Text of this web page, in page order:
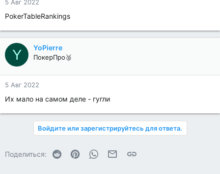
5 Авг 2022
PokerTableRankings
Y YoPierre
ПокерПро🥈
5 Авг 2022
Их мало на самом деле - гугли
Войдите или зарегистрируйтесь для ответа.
Поделиться: Reddit PinterestWhatsAppЭлектронная почта
Ссылка